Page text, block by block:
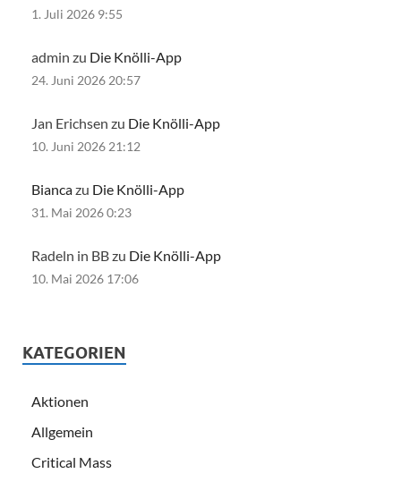
1. Juli 2026 9:55
admin zu Die Knölli-App
24. Juni 2026 20:57
Jan Erichsen zu Die Knölli-App
10. Juni 2026 21:12
Biancazu Die Knölli-App
31. Mai 2026 0:23
Radeln in BB zu Die Knölli-App
10. Mai 2026 17:06
KATEGORIEN
Aktionen
Allgemein
Critical Mass